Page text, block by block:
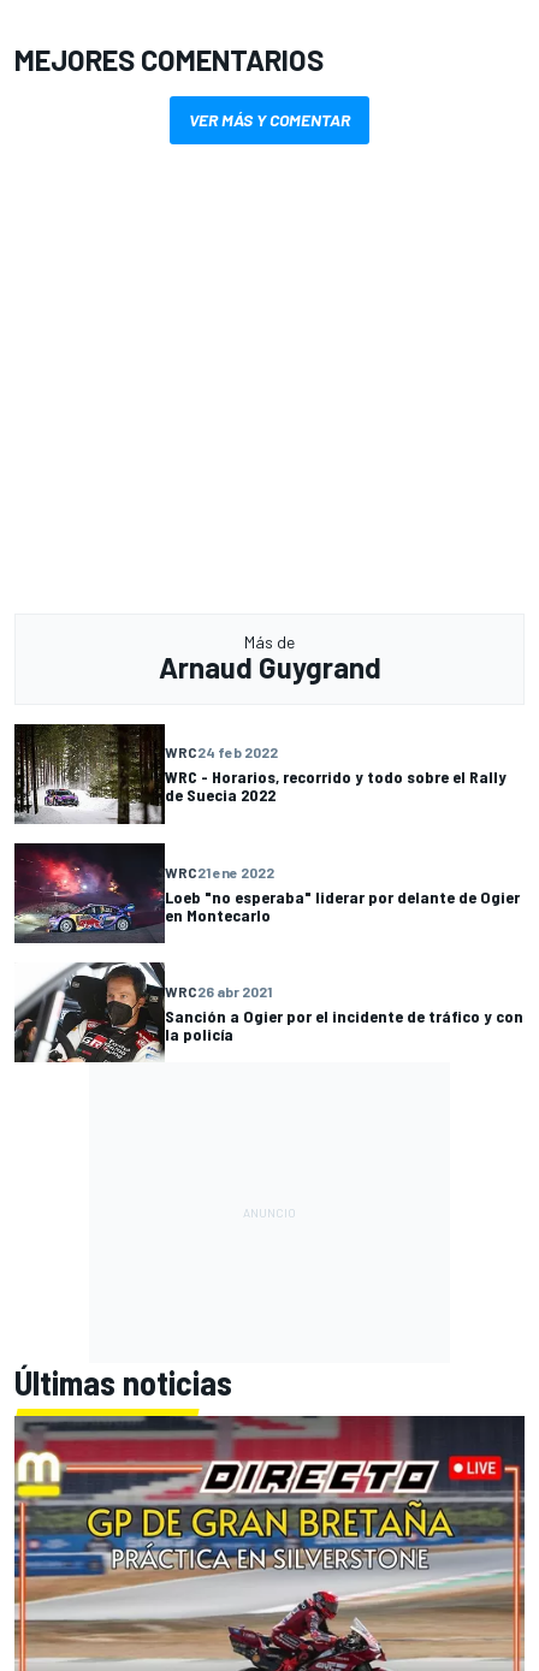
MEJORES COMENTARIOS
VER MÁS Y COMENTAR
Más de
Arnaud Guygrand
WRC24 feb 2022
WRC - Horarios, recorrido y todo sobre el Rally
de Suecia 2022
WRC21 ene 2022
Loeb "no esperaba" liderar por delante de Ogier
en Montecarlo
WRC26 abr 2021
Sanción a Ogier por el incidente de tráfico y con
la policía
Últimas noticias